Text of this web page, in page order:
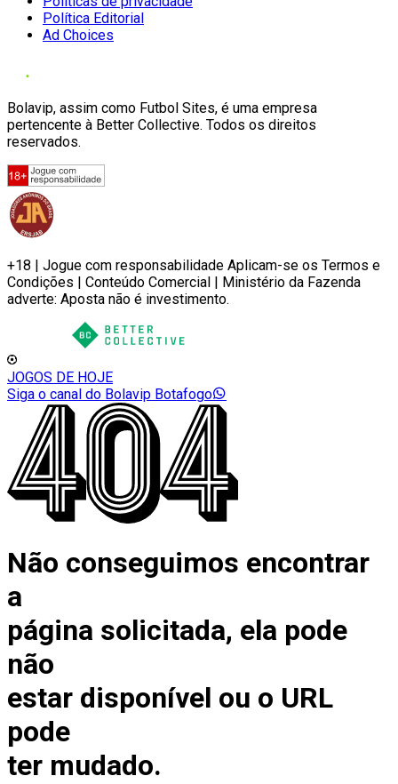
Política Editorial
Ad Choices
Bolavip, assim como Futbol Sites, é uma empresa
pertencente à Better Collective. Todos os direitos
reservados.
+18 | Jogue com responsabilidade Aplicam-se os Termos e
Condições | Conteúdo Comercial | Ministério da Fazenda
adverte: Aposta não é investimento.
JOGOS DE HOJE
Siga o canal do Bolavip Botafogo
Não conseguimos encontrar
a
página solicitada, ela pode
não
estar disponível ou o URL
pode
ter mudado.